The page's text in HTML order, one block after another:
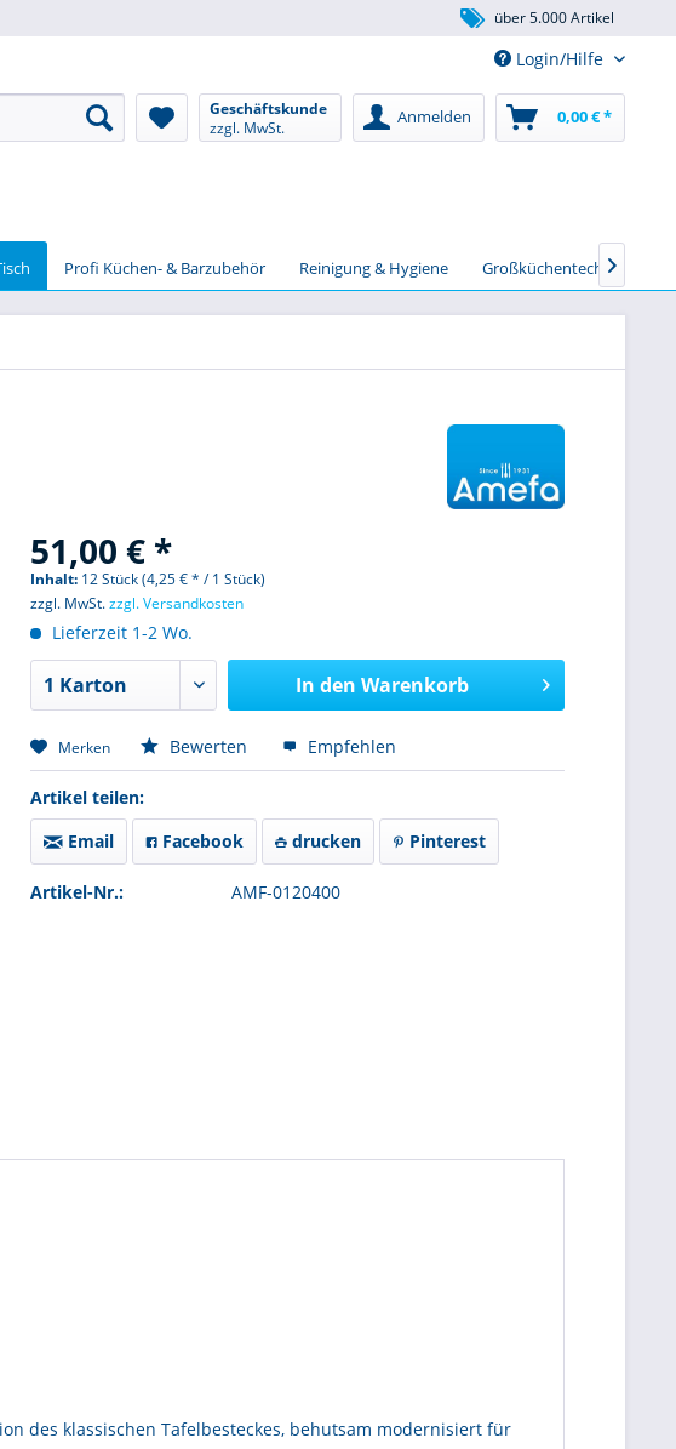
über 5.000 Artikel
Login/Hilfe
Geschäftskunde
zzgl. MwSt.
Anmelden 0,00 € *
Profi Küchen- & Barzubehör Reinigung & Hygiene Großküchentechnik

51,00 € *
Inhalt: 12 Stück (4,25 € * / 1 Stück)
zzgl. MwSt.zzgl. Versandkosten
Lieferzeit 1-2 Wo.
In den Warenkorb
Merken Bewerten Empfehlen
Artikel teilen:
Email
Facebook drucken Pinterest
Artikel-Nr.: AMF-0120400
des klassischen Tafelbesteckes, behutsam modernisiert für